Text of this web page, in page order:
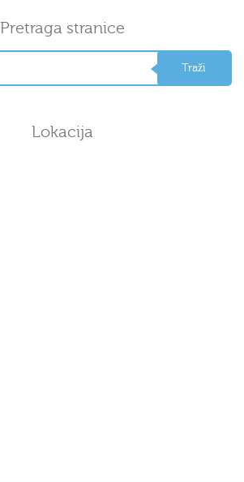
Pretraga stranice
Lokacija